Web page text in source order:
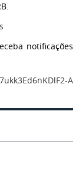
notificações
A